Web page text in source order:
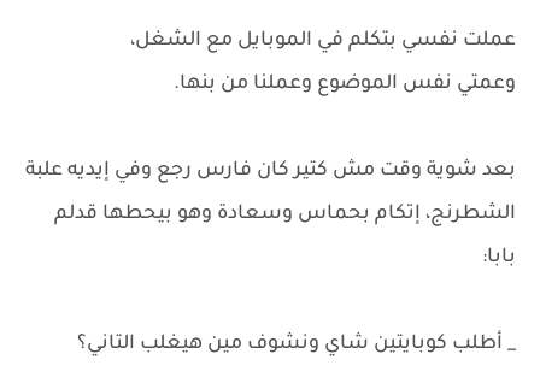
عملت نفسي بتكلم في الموبايل مع الشغل،
وعمتي نفس الموضوع وعملنا من بنها.
بعد شوية وقت مش كتير كان فارس رجع وفي إيديه علبة
الشطرنج، إتكام بحماس وسعادة وهو بيحطها قدلم
بابا:
_ أطلب كوبايتين شاي ونشوف مين هيغلب التاني؟